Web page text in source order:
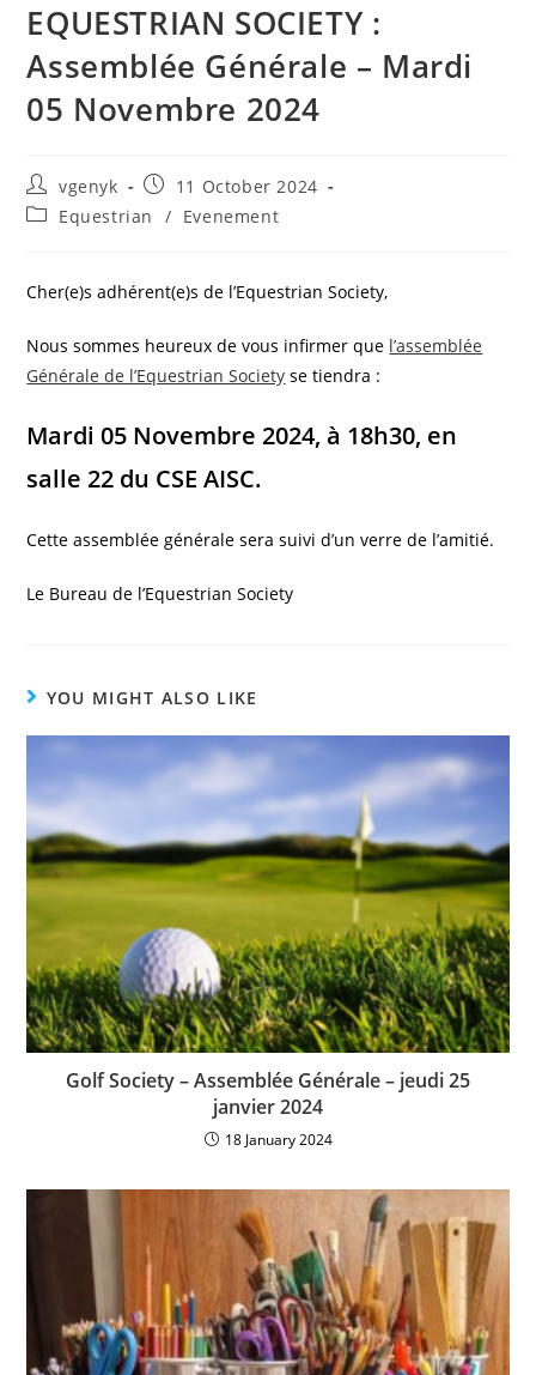
EQUESTRIAN SOCIETY :
Assemblée Générale – Mardi
05 Novembre 2024
vgenyk
11 October 2024
Equestrian
/ Evenement
Cher(e)s adhérent(e)s de l’Equestrian Society,
Nous sommes heureux de vous infirmer que l’assemblée
Générale de l’Equestrian Society se tiendra :
Mardi 05 Novembre 2024, à 18h30, en
salle 22 du CSE AISC.
Cette assemblée générale sera suivi d’un verre de l’amitié.
Le Bureau de l’Equestrian Society
YOU MIGHT ALSO LIKE
Golf Society – Assemblée Générale – jeudi 25
janvier 2024
18 January 2024